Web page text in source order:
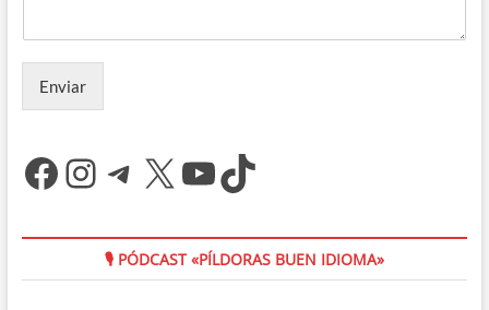
Enviar
Facebook
Instagram
Telegram
X YouTube
TikTok
🎙 PÓDCAST «PÍLDORAS BUEN IDIOMA»